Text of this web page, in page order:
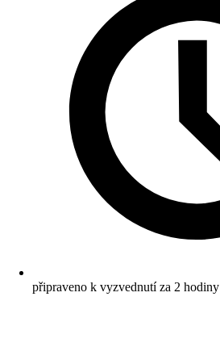
připraveno k vyzvednutí za 2 hodiny